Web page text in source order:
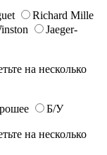
Richard Mille
Jaeger-
на несколько
Б/У
на несколько